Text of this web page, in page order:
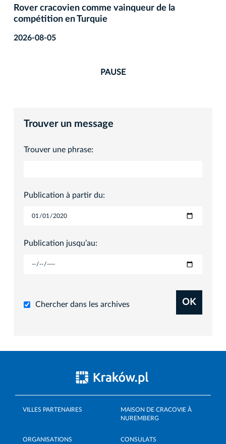
Rover cracovien comme vainqueur de la
compétition en Turquie
2026-08-05
PAUSE
Trouver un message
Trouver une phrase:
Publication à partir du:
Publication jusqu’au:
Chercher dans les archives OK
VILLES PARTENAIRES
MAISON DE CRACOVIE À
NUREMBERG
ORGANISATIONS
CONSULATS